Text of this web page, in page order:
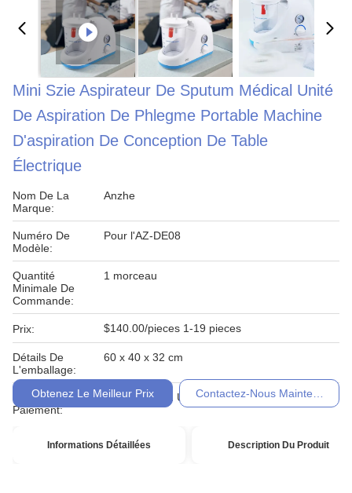
Mini Szie Aspirateur De Sputum Médical Unité
De Aspiration De Phlegme Portable Machine
D'aspiration De Conception De Table
Électrique
Nom De La
Marque:
Anzhe
Numéro De
Modèle:
Pour l'AZ-DE08
Quantité
Minimale De
Commande:
1 morceau
Prix: $140.00/pieces 1-19 pieces
Détails De
L'emballage:
60 x 40 x 32 cm
Conditions De
Paiement:
T / T, Western Union, Moneygram
Obtenez Le Meilleur Prix Contactez-Nous Maintenant
Informations Détaillées Description Du Produit